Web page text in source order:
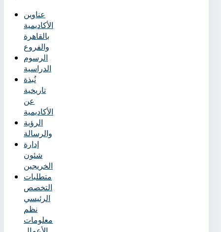
عناوين
الأكاديمية
بالقاهرة
والفروع
الرسوم
الدراسية
نُبذة
تاريخية
عن
الأكاديمية
الرؤية
والرسالة
إدارة
شئون
الخريجين
متطلبات
التخصص
الرئيسي
نظم
معلومات